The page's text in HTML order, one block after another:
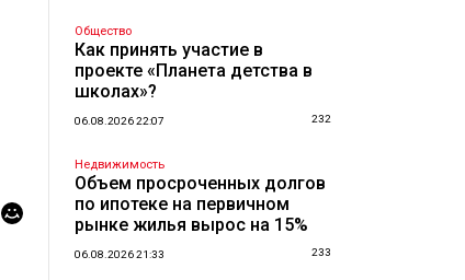
Общество
Как принять участие в
проекте «Планета детства в
школах»?
06.08.2026 22:07 232
Недвижимость
Объем просроченных долгов
по ипотеке на первичном
рынке жилья вырос на 15%
06.08.2026 21:33 233